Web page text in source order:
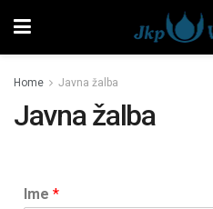
Home Javna žalba
Javna žalba
Ime *